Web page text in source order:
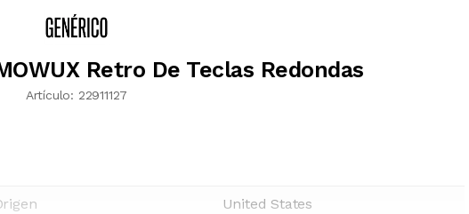
Retro De Teclas Redondas
Artículo: 22911127
United States